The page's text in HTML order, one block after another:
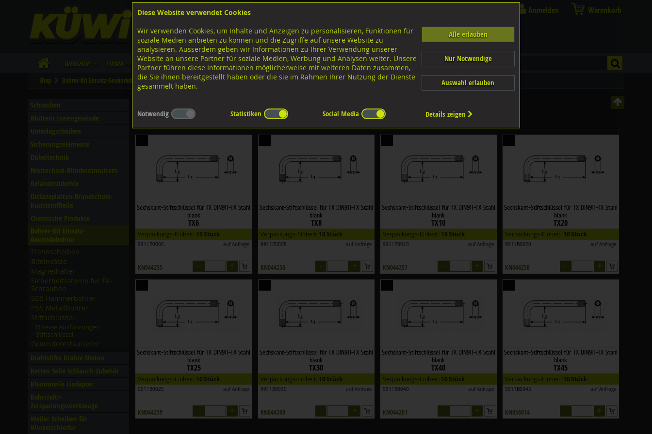
Lagerstrasse 8
Tel. 043 455 20 30
FB
IG
WebShop Firma Lieferinfo Infos/Downloads
Anmelden Warenkorb
Shop Bohrer-Bit Einsatz-Gewindebohrer Stiftschlüssel Diverse Ausführungen Stiftschlüssel Stiftschlüssel für Innensechsrund
Schrauben
Muttern Innengewinde
Unterlagscheiben
Sicherungselemente
Dübeltechnik
Niettechnik-Blindnietmuttern
Geländerzubehör
Distanzplatten-Brandschutz-
Kunststoffteile
Chemische Produkte
Trennscheiben
Biteinsätze
Magnethalter
Sicherheitssterne für TX-
Schrauben
SDS Hammerbohrer
HSS Metallbohrer
Stiftschlüssel
Diverse Ausführungen
Stiftschlüssel
Gewinderestaurierer
Drahtstifte Drähte Nieten
Ketten Seile Schlauch-Zubehör
Klemmteile Lindapter
Bohrcraft/­
Zerspanungswerkzeuge
Weiler Scheiben für
Winkelschleifer
Filter nach Dimensionen: Filter zurücksetzen
Sechskant-Stiftschlüssel für TX DIN911-TX Stahl
blank
TX6
Verpackungs-Einheit: 10 Stück
9911B0006 auf Anfrage
KN044255
Sechskant-Stiftschlüssel für TX DIN911-TX Stahl
blank
TX8
Verpackungs-Einheit: 10 Stück
9911B0008 auf Anfrage
KN044256
Sechskant-Stiftschlüssel für TX DIN911-TX Stahl
blank
TX10
Verpackungs-Einheit: 10 Stück
9911B0010 auf Anfrage
KN044257
Sechskant-Stiftschlüssel für TX DIN911-TX Stahl
blank
TX20
Verpackungs-Einheit: 10 Stück
9911B0020 auf Anfrage
KN044258
Sechskant-Stiftschlüssel für TX DIN911-TX Stahl
blank
TX25
Verpackungs-Einheit: 10 Stück
9911B0025 auf Anfrage
KN044259
Sechskant-Stiftschlüssel für TX DIN911-TX Stahl
blank
TX30
Verpackungs-Einheit: 10 Stück
9911B0030 auf Anfrage
KN044260
Sechskant-Stiftschlüssel für TX DIN911-TX Stahl
blank
TX40
Verpackungs-Einheit: 10 Stück
9911B0040 auf Anfrage
KN044261
Sechskant-Stiftschlüssel für TX DIN911-TX Stahl
blank
TX45
Verpackungs-Einheit: 10 Stück
9911B0045 auf Anfrage
KN056014
Diese Website verwendet Cookies
Wir verwenden Cookies, um Inhalte und Anzeigen zu personalisieren, Funktionen für
soziale Medien anbieten zu können und die Zugriffe auf unsere Website zu
analysieren. Ausserdem geben wir Informationen zu Ihrer Verwendung unserer
Website an unsere Partner für soziale Medien, Werbung und Analysen weiter. Unsere
Partner führen diese Informationen möglicherweise mit weiteren Daten zusammen,
die Sie ihnen bereitgestellt haben oder die sie im Rahmen Ihrer Nutzung der Dienste
gesammelt haben.
Alle erlauben
Nur Notwendige
Auswahl erlauben
Notwendig Statistiken Social Media Details zeigen